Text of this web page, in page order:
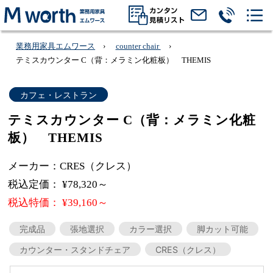
業務用家具エムワース
counter chair
テミスカウンター C（背：メラミン化粧板） THEMIS
カフェ・レストラン
テミスカウンター C（背：メラミン化粧
板） THEMIS
メーカー：CRES（クレス）
税込定価： ¥78,320～
税込特価： ¥39,160～
完成品 張地選択 カラー選択
脚カット可能
カウンター・スタンドチェア
CRES（クレス）